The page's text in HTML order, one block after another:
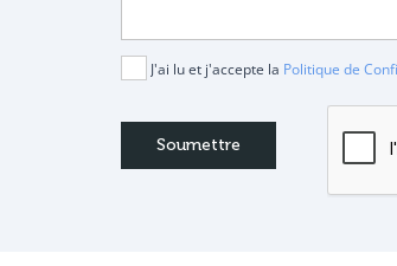
J'ai lu et j'accepte la Politique de